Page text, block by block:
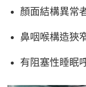
顏面結構異常
鼻咽喉構造狹
有阻塞性睡眠